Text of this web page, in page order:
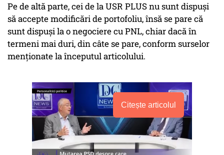
Pe de altă parte, cei de la USR PLUS nu sunt dispuși
să accepte modificări de portofoliu, însă se pare că
sunt dispuși la o negociere cu PNL, chiar dacă în
termeni mai duri, din câte se pare, conform surselor
menționate la începutul articolului.
Citește articolul